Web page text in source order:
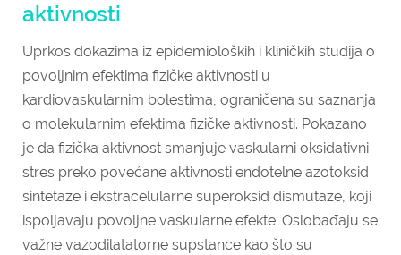
aktivnosti
Uprkos dokazima iz epidemioloških i kliničkih studija o
povoljnim efektima fizičke aktivnosti u
kardiovaskularnim bolestima, ograničena su saznanja
o molekularnim efektima fizičke aktivnosti. Pokazano
je da fizička aktivnost smanjuje vaskularni oksidativni
stres preko povećane aktivnosti endotelne azotoksid
sintetaze i ekstracelularne superoksid dismutaze, koji
ispoljavaju povoljne vaskularne efekte. Oslobađaju se
važne vazodilatatorne supstance kao što su